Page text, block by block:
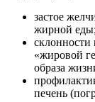
застое
жирной
«жировой
образа
печень